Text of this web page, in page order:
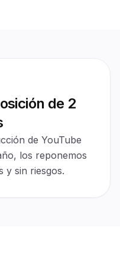
Automatic
No tickets
de 2
de YouTube
los reponemos
y sin riesgos.